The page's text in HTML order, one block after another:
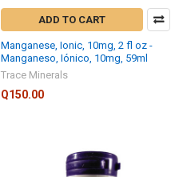
ADD TO CART
Manganese, Ionic, 10mg, 2 fl oz -
Manganeso, Iónico, 10mg, 59ml
Trace Minerals
Q150.00